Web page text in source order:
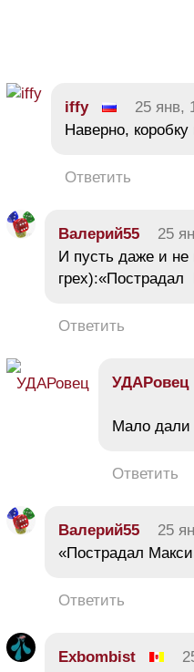
iffy 25 янв,
Наверно, коробку
Ответить
Валерий55 25
И пусть даже и
Ответить
УДАРовец
Мало дали
Ответить
Валерий55 25
«Пострадал
Ответить
Exbombist